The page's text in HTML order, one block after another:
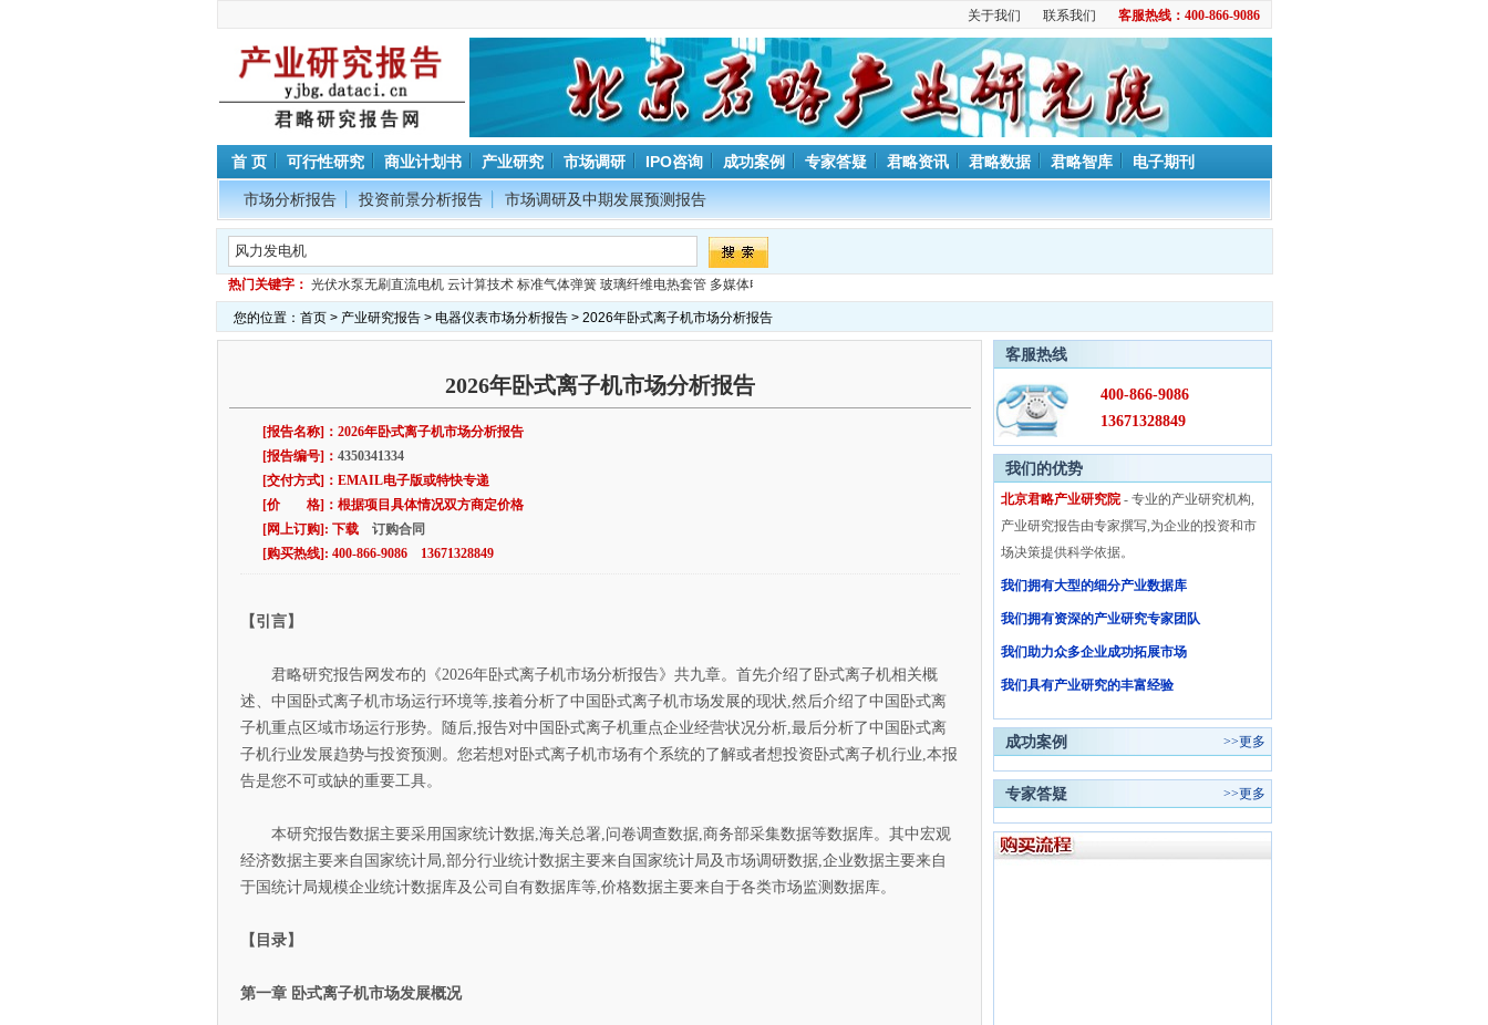
客服热线：400-866-9086
联系我们
关于我们
首 页 可行性研究 商业计划书 产业研究 市场调研 IPO咨询 成功案例 专家答疑 君略资讯 君略数据 君略智库 电子期刊
市场分析报告 投资前景分析报告 市场调研及中期发展预测报告
热门关键字： 光伏水泵无刷直流电机 云计算技术 标准气体弹簧 玻璃纤维电热套管 多媒体电教台
您的位置： 首页> 产业研究报告> 电器仪表市场分析报告> 2026年卧式离子机市场分析报告
2026年卧式离子机市场分析报告
[报告名称]：2026年卧式离子机市场分析报告
[报告编号]： 4350341334
[交付方式]：EMAIL电子版或特快专递
[价 格]：根据项目具体情况双方商定价格
[网上订购]: 下载 订购合同
[购买热线]: 400-866-9086 13671328849
【引言】
君略研究报告网发布的《2026年卧式离子机市场分析报告》共九章。首先介绍了卧式离子机相关概
述、中国卧式离子机市场运行环境等,接着分析了中国卧式离子机市场发展的现状,然后介绍了中国卧式离
子机重点区域市场运行形势。随后,报告对中国卧式离子机重点企业经营状况分析,最后分析了中国卧式离
子机行业发展趋势与投资预测。您若想对卧式离子机市场有个系统的了解或者想投资卧式离子机行业,本报
告是您不可或缺的重要工具。
本研究报告数据主要采用国家统计数据,海关总署,问卷调查数据,商务部采集数据等数据库。其中宏观
经济数据主要来自国家统计局,部分行业统计数据主要来自国家统计局及市场调研数据,企业数据主要来自
于国统计局规模企业统计数据库及公司自有数据库等,价格数据主要来自于各类市场监测数据库。
【目录】
第一章 卧式离子机市场发展概况
客服热线
400-866-9086
13671328849
我们的优势
北京君略产业研究院- 专业的产业研究机构,
产业研究报告由专家撰写,为企业的投资和市
场决策提供科学依据。
我们拥有大型的细分产业数据库
我们拥有资深的产业研究专家团队
我们助力众多企业成功拓展市场
我们具有产业研究的丰富经验
成功案例 >>更多
专家答疑 >>更多